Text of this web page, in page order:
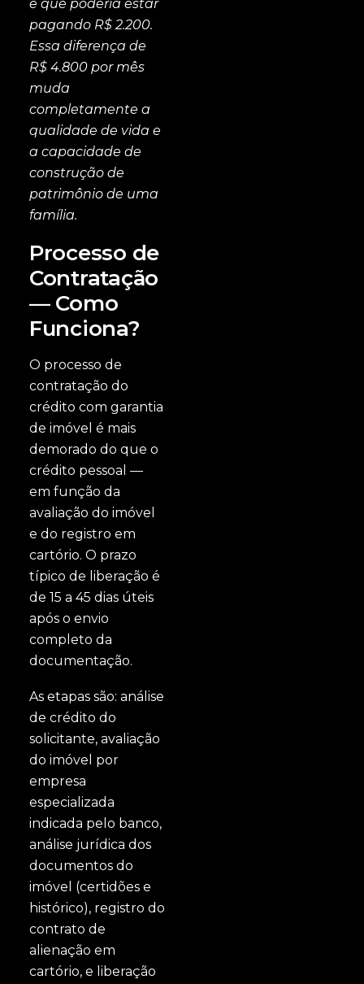
e que poderia estar
pagando R$ 2.200.
Essa diferença de
R$ 4.800 por mês
muda
completamente a
qualidade de vida e
a capacidade de
construção de
patrimônio de uma
família.
Processo de
Contratação
— Como
Funciona?
O processo de
contratação do
crédito com garantia
de imóvel é mais
demorado do que o
crédito pessoal —
em função da
avaliação do imóvel
e do registro em
cartório. O prazo
típico de liberação é
de 15 a 45 dias úteis
após o envio
completo da
documentação.
As etapas são: análise
de crédito do
solicitante, avaliação
do imóvel por
empresa
especializada
indicada pelo banco,
análise jurídica dos
documentos do
imóvel (certidões e
histórico), registro do
contrato de
alienação em
cartório, e liberação